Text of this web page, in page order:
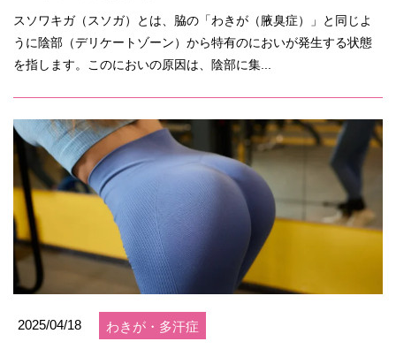
スソワキガ（スソガ）とは、脇の「わきが（腋臭症）」と同じよ
うに陰部（デリケートゾーン）から特有のにおいが発生する状態
を指します​。このにおいの原因は、陰部に集...
2025/04/18 わきが・多汗症